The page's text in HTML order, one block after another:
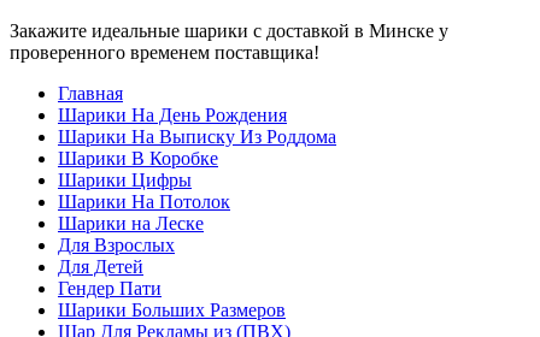
Закажите идеальные шарики с доставкой в Минске у
проверенного временем поставщика!
Главная
Шарики На День Рождения
Шарики На Выписку Из Роддома
Шарики В Коробке
Шарики Цифры
Шарики На Потолок
Шарики на Леске
Для Взрослых
Для Детей
Гендер Пати
Шарики Больших Размеров
Шар Для Рекламы из (ПВХ)